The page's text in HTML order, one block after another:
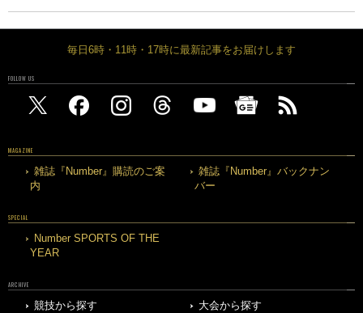
毎日6時・11時・17時に最新記事をお届けします
FOLLOW US
MAGAZINE
雑誌『Number』購読のご案
内
雑誌『Number』バックナン
バー
SPECIAL
Number SPORTS OF THE
YEAR
ARCHIVE
競技から探す
大会から探す